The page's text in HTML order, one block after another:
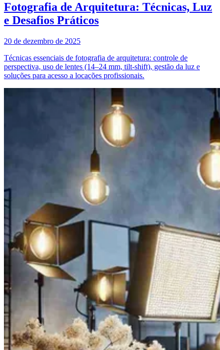
Fotografia de Arquitetura: Técnicas, Luz
e Desafios Práticos
20 de dezembro de 2025
Técnicas essenciais de fotografia de arquitetura: controle de
perspectiva, uso de lentes (14–24 mm, tilt-shift), gestão da luz e
soluções para acesso a locações profissionais.